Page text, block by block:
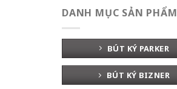
DANH MỤC SẢN PHẨM
BÚT KÝ PARKER
BÚT KÝ BIZNER